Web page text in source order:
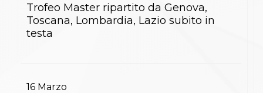
Trofeo Master ripartito da Genova,
Toscana, Lombardia, Lazio subito in
testa
16 Marzo